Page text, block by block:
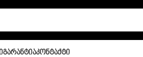
ᲒარანტიაᲙონტაქტი